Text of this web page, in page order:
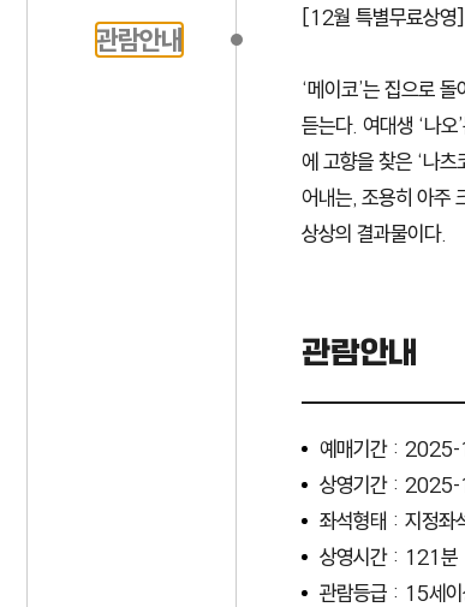
관람안내
[12월 특별무료상
‘메이코’는 집으로
듣는다. 여대생 ‘나
에 고향을 찾은 ‘나
어내는, 조용히 아주
상상의 결과물이다.
관람안내
예매기간 :
상영기간 :
좌석형태 : 지정좌
상영시간 : 121분
관람등급 : 15세